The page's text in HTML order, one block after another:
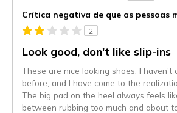
Crítica negativa de que as pessoas
2
Look good, don't like slip-ins
These are nice looking shoes. I haven't
before, and I have come to the
The big pad on the heel always feels
between rubbing too much and about